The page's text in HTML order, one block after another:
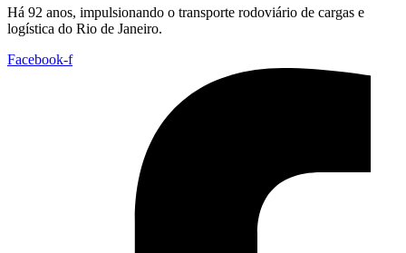
Há 92 anos, impulsionando o transporte rodoviário de cargas e
logística do Rio de Janeiro.
Facebook-f